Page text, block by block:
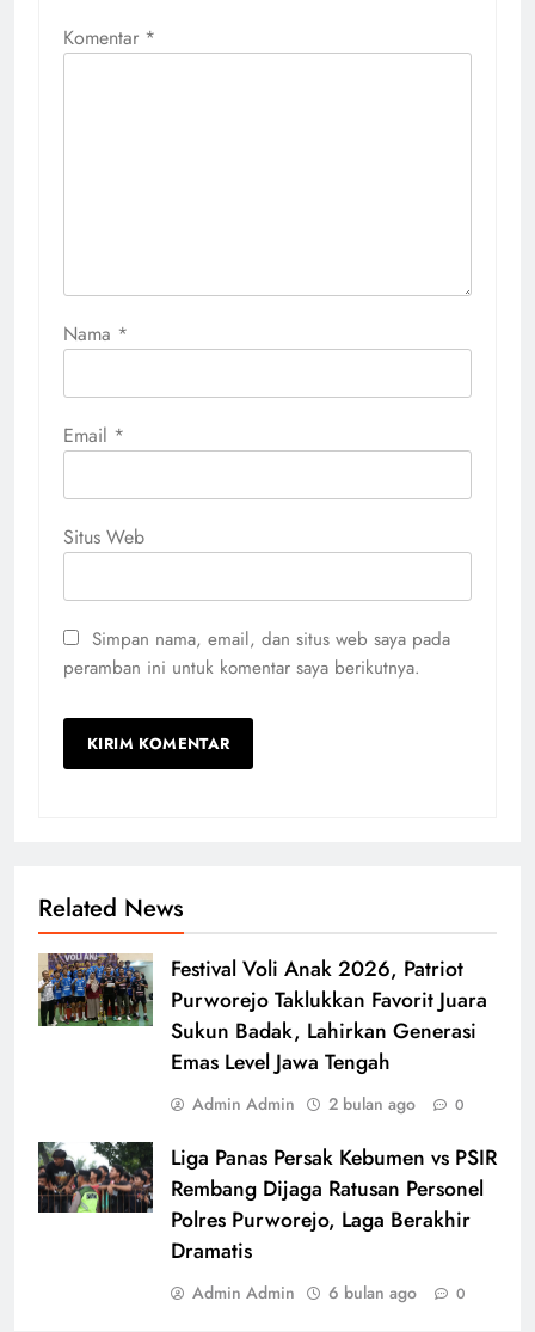
Komentar *
Nama *
Email *
Situs Web
Simpan nama, email, dan situs web saya pada
peramban ini untuk komentar saya berikutnya.
Related News
Festival Voli Anak 2026, Patriot
Purworejo Taklukkan Favorit Juara
Sukun Badak, Lahirkan Generasi
Emas Level Jawa Tengah
Admin Admin 2 bulan ago 0
Liga Panas Persak Kebumen vs PSIR
Rembang Dijaga Ratusan Personel
Polres Purworejo, Laga Berakhir
Dramatis
Admin Admin 6 bulan ago 0